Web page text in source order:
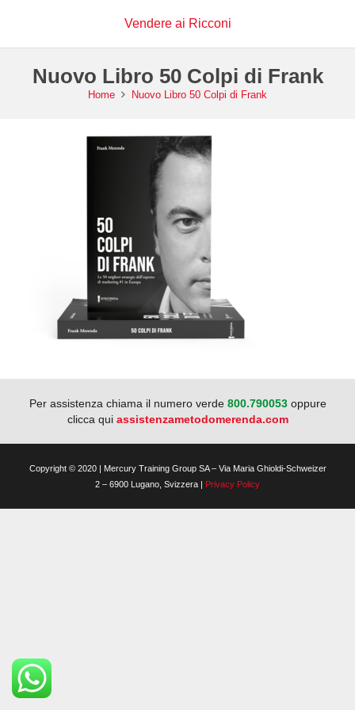
Vendere ai Ricconi
Nuovo Libro 50 Colpi di Frank
Home Nuovo Libro 50 Colpi di Frank
Per assistenza chiama il numero verde 800.790053 oppure
clicca qui assistenzametodomerenda.com
Copyright © 2020 | Mercury Training Group SA – Via Maria Ghioldi-Schweizer
2 – 6900 Lugano, Svizzera | Privacy Policy